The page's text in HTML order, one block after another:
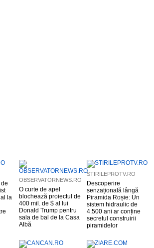
la
OBSERVATORNEWS.RO
O curte de apel
blochează proiectul de
400 mil. de $ al lui
Donald Trump pentru
sala de bal de la Casa
Albă
STIRILEPROTV.RO
Descoperire
senzațională lângă
Piramida Roșie: Un
sistem hidraulic de
4.500 ani ar conține
secretul construirii
piramidelor